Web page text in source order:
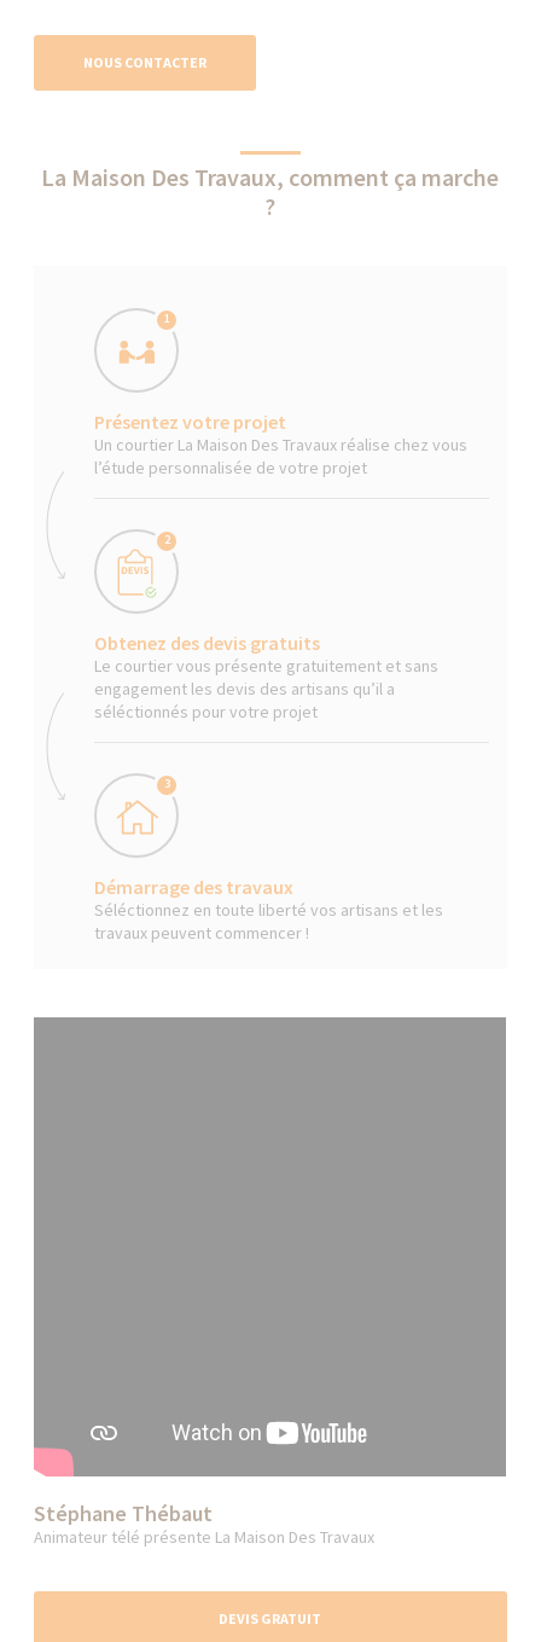
NOUS CONTACTER
La Maison Des Travaux, comment ça marche
?
1
Présentez votre projet
Un courtier La Maison Des Travaux réalise chez vous
l’étude personnalisée de votre projet
2
Obtenez des devis gratuits
Le courtier vous présente gratuitement et sans
engagement les devis des artisans qu’il a
séléctionnés pour votre projet
3
Démarrage des travaux
Séléctionnez en toute liberté vos artisans et les
travaux peuvent commencer !
Stéphane Thébaut
Animateur télé présente La Maison Des Travaux
DEVIS GRATUIT